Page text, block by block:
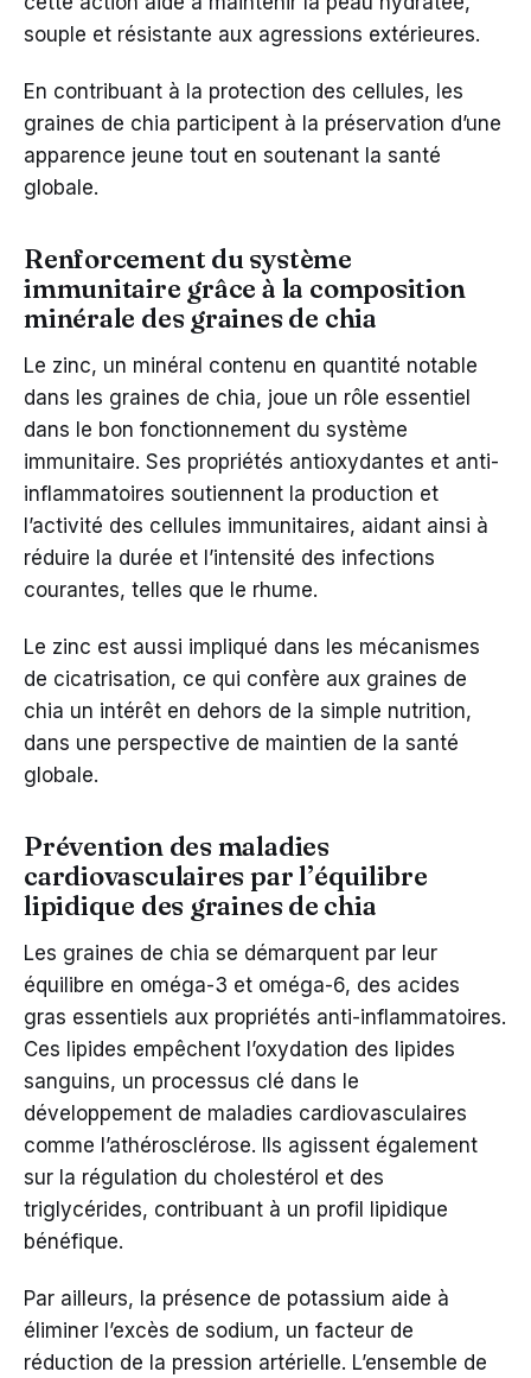
souple et résistante aux agressions extérieures.
En contribuant à la protection des cellules, les
graines de chia participent à la préservation d’une
apparence jeune tout en soutenant la santé
globale.
Renforcement du système
immunitaire grâce à la composition
minérale des graines de chia
Le zinc, un minéral contenu en quantité notable
dans les graines de chia, joue un rôle essentiel
dans le bon fonctionnement du système
immunitaire. Ses propriétés antioxydantes et anti-
inflammatoires soutiennent la production et
l’activité des cellules immunitaires, aidant ainsi à
réduire la durée et l’intensité des infections
courantes, telles que le rhume.
Le zinc est aussi impliqué dans les mécanismes
de cicatrisation, ce qui confère aux graines de
chia un intérêt en dehors de la simple nutrition,
dans une perspective de maintien de la santé
globale.
Prévention des maladies
cardiovasculaires par l’équilibre
lipidique des graines de chia
Les graines de chia se démarquent par leur
équilibre en oméga-3 et oméga-6, des acides
gras essentiels aux propriétés anti-inflammatoires.
Ces lipides empêchent l’oxydation des lipides
sanguins, un processus clé dans le
développement de maladies cardiovasculaires
comme l’athérosclérose. Ils agissent également
sur la régulation du cholestérol et des
triglycérides, contribuant à un profil lipidique
bénéfique.
Par ailleurs, la présence de potassium aide à
éliminer l’excès de sodium, un facteur de
réduction de la pression artérielle. L’ensemble de